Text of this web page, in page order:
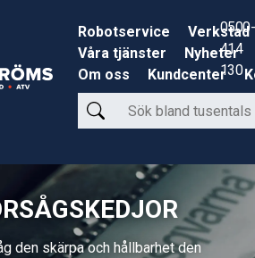
Robotservice
Verkstad
Våra tjänster
Nyheter
Om oss
Kundcenter
Sök
bland
produkter
0500-
414
130
den skärpa och hållbarhet den